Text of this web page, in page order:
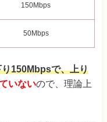
150Mbps
50Mbps
150Mbpsで、上り
いないので、理論上